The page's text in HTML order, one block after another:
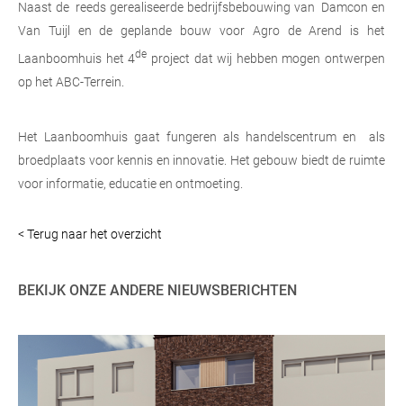
Naast de reeds gerealiseerde bedrijfsbebouwing van Damcon en
Van Tuijl en de geplande bouw voor Agro de Arend is het
Laanboomhuis het 4de project dat wij hebben mogen ontwerpen
op het ABC-Terrein.
Het Laanboomhuis gaat fungeren als handelscentrum en als
broedplaats voor kennis en innovatie. Het gebouw biedt de ruimte
voor informatie, educatie en ontmoeting.
< Terug naar het overzicht
BEKIJK ONZE ANDERE NIEUWSBERICHTEN